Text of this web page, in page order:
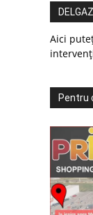
Aici
Pentru